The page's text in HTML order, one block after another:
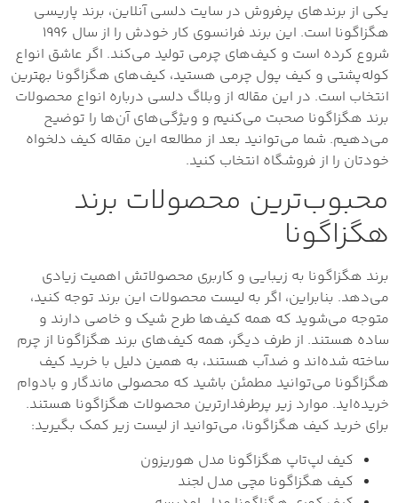
یکی از برندهای پرفروش در سایت دلسی آنلاین، برند پاریسی
هگزاگونا است. این برند فرانسوی کار خودش را از سال ۱۹۹۶
شروع کرده است و کیف‌های چرمی تولید می‌کند. اگر عاشق انواع
کوله‌پشتی و کیف پول چرمی هستید، کیف‌های هگزاگونا بهترین
انتخاب است. در این مقاله از وبلاگ دلسی درباره انواع محصولات
برند هگزاگونا صحبت می‌کنیم و ویژگی‌های آن‌ها را توضیح
می‌دهیم. شما می‌توانید بعد از مطالعه این مقاله کیف دلخواه
خودتان را از فروشگاه انتخاب کنید.
محبوب‌ترین محصولات برند
هگزاگونا
برند هگزاگونا به زیبایی و کاربری محصولاتش اهمیت زیادی
می‌دهد. بنابراین، اگر به لیست محصولات این برند توجه کنید،
متوجه می‌شوید که همه کیف‌ها طرح شیک و خاصی دارند و
ساده هستند. از طرف دیگر، همه کیف‌های برند هگزاگونا از چرم
ساخته شده‌اند و ضدآب هستند، به همین دلیل با خرید کیف‌
هگزاگونا می‌توانید مطمئن باشید که محصولی ماندگار و بادوام
خریده‌اید. موارد زیر پرطرفدارترین محصولات هگزاگونا هستند.
برای خرید کیف هگزاگونا، می‌توانید از لیست زیر کمک بگیرید:
کیف لپ‌تاپ هگزاگونا مدل هوریزون
کیف هگزاگونا مچی مدل لجند